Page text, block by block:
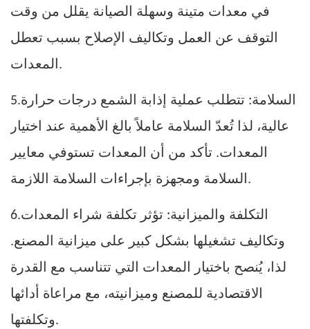
في معدات متينة وسهلة الصيانة يقلل من وقت
التوقف عن العمل وتكاليف الإصلاح بسبب تعطل
المعدات.
5.السلامة: تتطلب عملية إذابة الشمع درجات حرارة
عالية، لذا تُعدّ السلامة عاملاً بالغ الأهمية عند اختيار
المعدات. تأكد من أن المعدات تستوفي معايير
السلامة ومجهزة بإجراءات السلامة اللازمة.
6.التكلفة والميزانية: تؤثر تكلفة شراء المعدات
وتكاليف تشغيلها بشكل كبير على ميزانية المصنع.
لذا، يُنصح باختيار المعدات التي تتناسب مع القدرة
الاقتصادية للمصنع وميزانيته، مع مراعاة أدائها
وتكلفتها.